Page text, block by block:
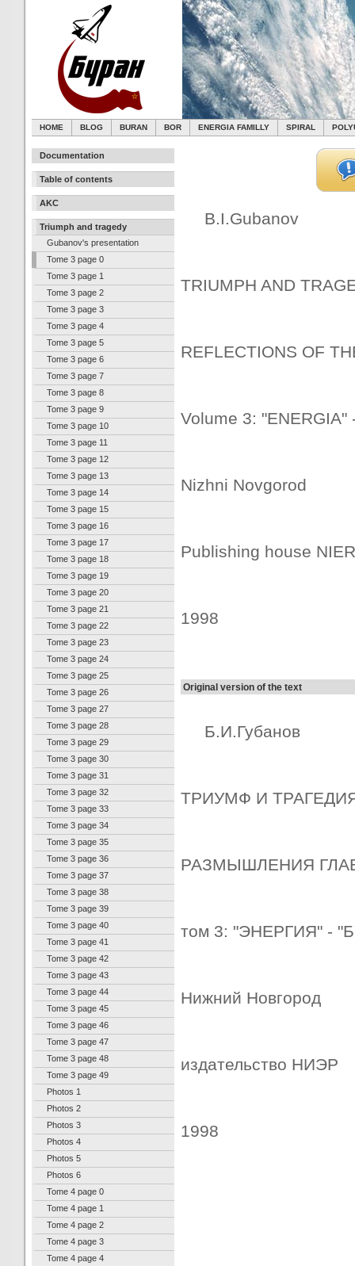
HOME BLOG BURAN BOR ENERGIA FAMILLY SPIRAL
Documentation
Table of contents
AKC
Triumph and tragedy
Gubanov's presentation
Tome 3 page 0
Tome 3 page 1
Tome 3 page 2
Tome 3 page 3
Tome 3 page 4
Tome 3 page 5
Tome 3 page 6
Tome 3 page 7
Tome 3 page 8
Tome 3 page 9
Tome 3 page 10
Tome 3 page 11
Tome 3 page 12
Tome 3 page 13
Tome 3 page 14
Tome 3 page 15
Tome 3 page 16
Tome 3 page 17
Tome 3 page 18
Tome 3 page 19
Tome 3 page 20
Tome 3 page 21
Tome 3 page 22
Tome 3 page 23
Tome 3 page 24
Tome 3 page 25
Tome 3 page 26
Tome 3 page 27
Tome 3 page 28
Tome 3 page 29
Tome 3 page 30
Tome 3 page 31
Tome 3 page 32
Tome 3 page 33
Tome 3 page 34
Tome 3 page 35
Tome 3 page 36
Tome 3 page 37
Tome 3 page 38
Tome 3 page 39
Tome 3 page 40
Tome 3 page 41
Tome 3 page 42
Tome 3 page 43
Tome 3 page 44
Tome 3 page 45
Tome 3 page 46
Tome 3 page 47
Tome 3 page 48
Tome 3 page 49
Photos 1
Photos 2
Photos 3
Photos 4
Photos 5
Photos 6
Tome 4 page 0
Tome 4 page 1
Tome 4 page 2
Tome 4 page 3
Tome 4 page 4
B.I.Gubanov
TRIUMPH AND
REFLECTIONS OF
Volume 3: "ENERGIA"
Nizhni Novgorod
Publishing house NIER
1998
Original version of the text
Б.И.Губанов
ТРИУМФ И
РАЗМЫШЛЕНИЯ
том 3: "ЭНЕРГИЯ" -
Нижний Новгород
издательство НИЭР
1998